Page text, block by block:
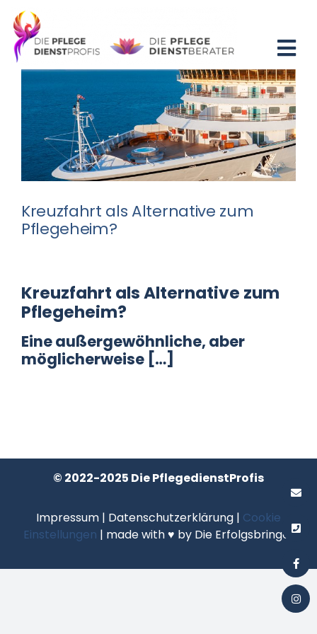
Zum
Inhalt
springen
Home
Blog
Existenzgründung
Beratung
Datenschutz
Kreuzfahrt als Alternative zum
Pflegeheim?
Kreuzfahrt als Alternative zum
Pflegeheim?
Eine außergewöhnliche, aber
möglicherweise […]
© 2022-2025 Die PflegedienstProfis
Impressum | Datenschutzerklärung | Cookie
Einstellungen | made with ♥ by Die Erfolgsbringer